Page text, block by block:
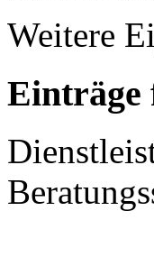
Weitere
Einträge